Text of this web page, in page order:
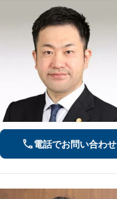
電話でお問い合わせ